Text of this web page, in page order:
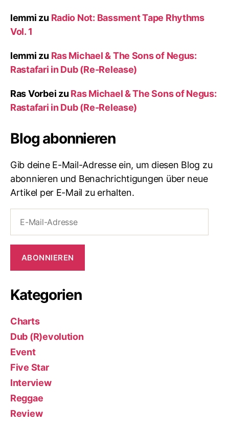
lemmi zu Radio Not: Bassment Tape Rhythms
Vol. 1
lemmi zu Ras Michael & The Sons of Negus:
Rastafari in Dub (Re-Release)
Ras Vorbei zu Ras Michael & The Sons of Negus:
Rastafari in Dub (Re-Release)
Blog abonnieren
Gib deine E-Mail-Adresse ein, um diesen Blog zu
abonnieren und Benachrichtigungen über neue
Artikel per E-Mail zu erhalten.
Mail-
ABONNIEREN
Kategorien
Charts
Dub (R)evolution
Event
Five Star
Interview
Reggae
Review